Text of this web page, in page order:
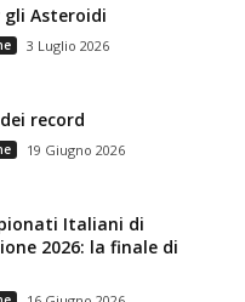
gli Asteroidi
3 Luglio 2026
record
19 Giugno 2026
Italiani di
2026: la finale di